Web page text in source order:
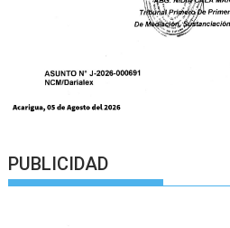
PUBLICIDAD